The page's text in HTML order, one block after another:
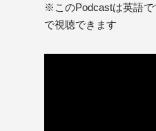
※このPodcastは英語で
で視聴できます